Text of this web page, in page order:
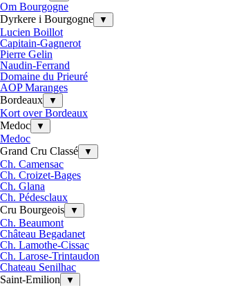
Om Bourgogne
Dyrkere i Bourgogne
▼
Lucien Boillot
Capitain-Gagnerot
Pierre Gelin
Naudin-Ferrand
Domaine du Prieuré
AOP Maranges
Bordeaux
▼
Kort over Bordeaux
Medoc
▼
Medoc
Grand Cru Classé
▼
Ch. Camensac
Ch. Croizet-Bages
Ch. Glana
Ch. Pédesclaux
Cru Bourgeois
▼
Ch. Beaumont
Château Begadanet
Ch. Lamothe-Cissac
Ch. Larose-Trintaudon
Chateau Senilhac
Saint-Emilion
▼